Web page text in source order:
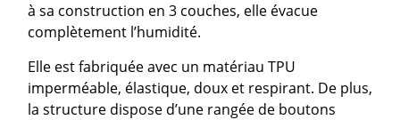
à sa construction en 3 couches, elle évacue
complètement l’humidité.
Elle est fabriquée avec un matériau TPU
imperméable, élastique, doux et respirant. De plus,
la structure dispose d’une rangée de boutons